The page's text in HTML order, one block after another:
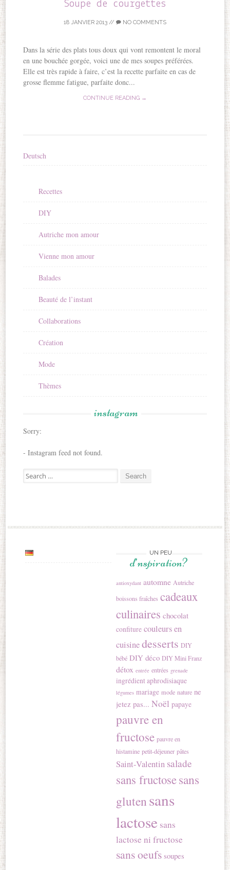
Soupe de courgettes
18 JANVIER 2013 // NO COMMENTS
Dans la série des plats tous doux qui vont remontent le moral
en une bouchée gorgée, voici une de mes soupes préférées.
Elle est très rapide à faire, c’est la recette parfaite en cas de
grosse flemme fatigue, parfaite donc...
CONTINUE READING →
Deutsch
Recettes
DIY
Autriche mon amour
Vienne mon amour
Balades
Beauté de l’instant
Collaborations
Création
Mode
Thèmes
instagram
Sorry:
- Instagram feed not found.
Search for:
UN PEU
d’nspiration?
antioxydant automne Autriche
boissons fraîches cadeaux
culinaires chocolat
confiture couleurs en
cuisinedesserts DIY
bébé DIY déco DIY Mini Franz
détox entrée entrées grenade
ingrédient aphrodisiaque
légumes mariage mode nature ne
jetez pas... Noël papaye
pauvre en
fructose pauvre en
histamine petit-déjeuner pâtes
Saint-Valentin salade
sans fructosesans
glutensans
lactose sans
lactose ni fructose
sans oeufs soupes